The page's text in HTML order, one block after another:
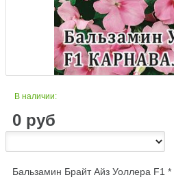
В наличии:
0 руб
Бальзамин Брайт Айз Уоллера F1